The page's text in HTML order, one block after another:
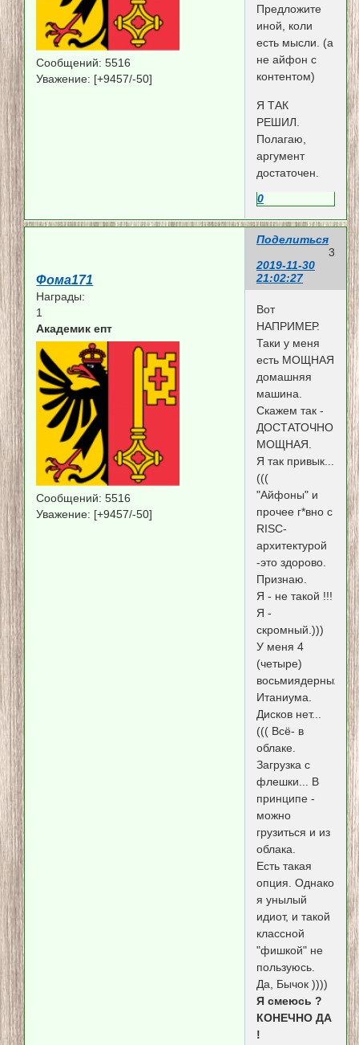
Сообщений: 5516
Уважение: [+9457/-50]
Предложите
иной, коли
есть мысли. (а
не айфон с
контентом)
Я ТАК
РЕШИЛ.
Полагаю,
аргумент
достаточен.
0
Поделиться
3
2019-11-30
21:02:27
Фома171
Награды:
1
Академик епт
Сообщений: 5516
Уважение: [+9457/-50]
Вот
НАПРИМЕР.
Таки у меня
есть МОЩНАЯ
домашняя
машина.
Скажем так -
ДОСТАТОЧНО
МОЩНАЯ.
Я так привык...
(((
"Айфоны" и
прочее г*вно с
RISC-
архитектурой
-это здорово.
Признаю.
Я - не такой !!!
Я -
скромный.)))
У меня 4
(четыре)
восьмиядерных
Итаниума.
Дисков нет...
((( Всё- в
облаке.
Загрузка с
флешки... В
принципе -
можно
грузиться и из
облака.
Есть такая
опция. Однако
я унылый
идиот, и такой
классной
"фишкой" не
пользуюсь.
Да, Бычок ))))
Я смеюсь ?
КОНЕЧНО ДА
!